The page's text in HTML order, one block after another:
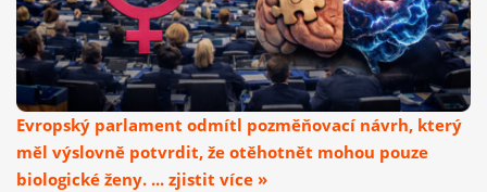
Evropský parlament odmítl pozměňovací návrh, který
měl výslovně potvrdit, že otěhotnět mohou pouze
biologické ženy. ... zjistit více »